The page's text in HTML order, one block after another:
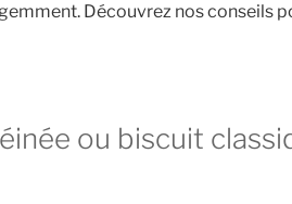
Découvrez nos conseils
ou biscuit